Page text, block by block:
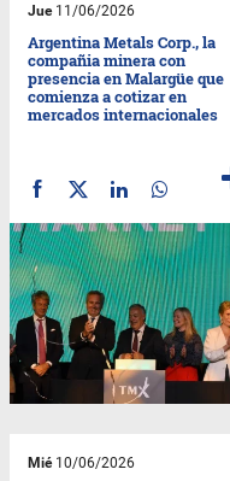
Jue11/06/2026
Argentina Metals Corp., la
compañia minera con
presencia en Malargüe que
comienza a cotizar en
mercados internacionales
Mié10/06/2026